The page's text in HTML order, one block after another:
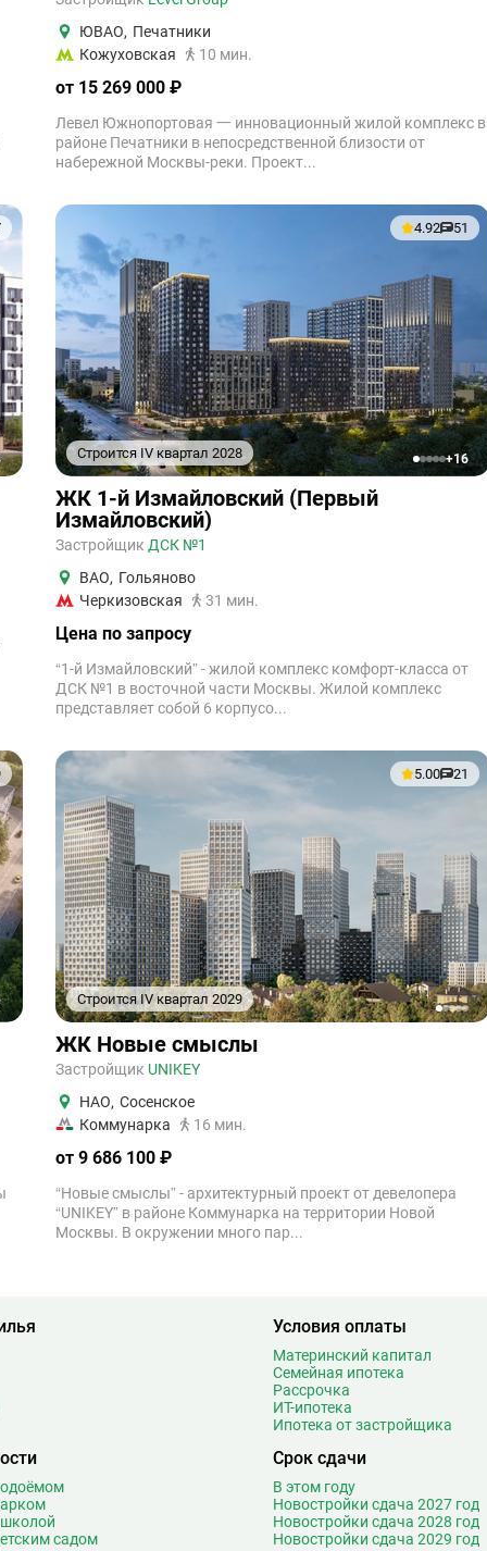
ЮВАО, Печатники
Кожуховская
10 мин.
от 15 269 000 ₽
Левел Южнопортовая 一 инновационный жилой комплекс в
районе Печатники в непосредственной близости от
набережной Москвы-реки. Проект...
Строится IV квартал 2028
4.92 51
12345+16
ЖК 1-й Измайловский (Первый
Измайловский)
Застройщик ДСК №1
ВАО, Гольяново
Черкизовская
31 мин.
Цена по запросу
“1-й Измайловский” - жилой комплекс комфорт-класса от
ДСК №1 в восточной части Москвы. Жилой комплекс
представляет собой 6 корпусо...
Строится IV квартал 2029
5.00 21
12345
ЖК Новые смыслы
Застройщик UNIKEY
НАО, Сосенское
Коммунарка
16 мин.
от 9 686 100 ₽
“Новые смыслы” - архитектурный проект от девелопера
“UNIKEY” в районе Коммунарка на территории Новой
Москвы. В окружении много пар...
садом
Условия оплаты
Материнский капитал
Семейная ипотека
Рассрочка
ИТ-ипотека
Ипотека от застройщика
Срок сдачи
В этом году
Новостройки сдача 2027 год
Новостройки сдача 2028 год
Новостройки сдача 2029 год